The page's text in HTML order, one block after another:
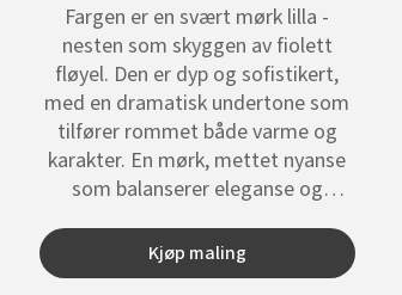
Fargen er en svært mørk lilla -
nesten som skyggen av fiolett
fløyel. Den er dyp og sofistikert,
med en dramatisk undertone som
tilfører rommet både varme og
karakter. En mørk, mettet nyanse
som balanserer eleganse og
Kjøp maling